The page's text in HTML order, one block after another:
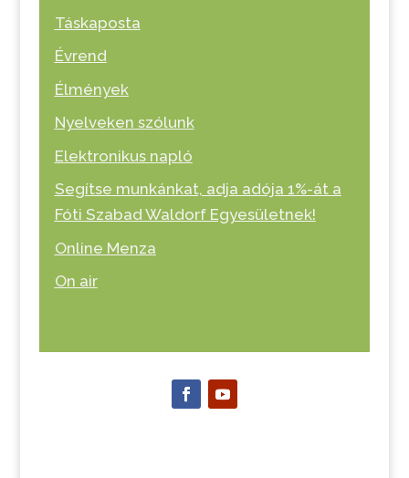
Táskaposta
Évrend
Élmények
Nyelveken szólunk
Elektronikus napló
Segítse munkánkat, adja adója 1%-át a
Fóti Szabad Waldorf Egyesületnek!
Online Menza
On air